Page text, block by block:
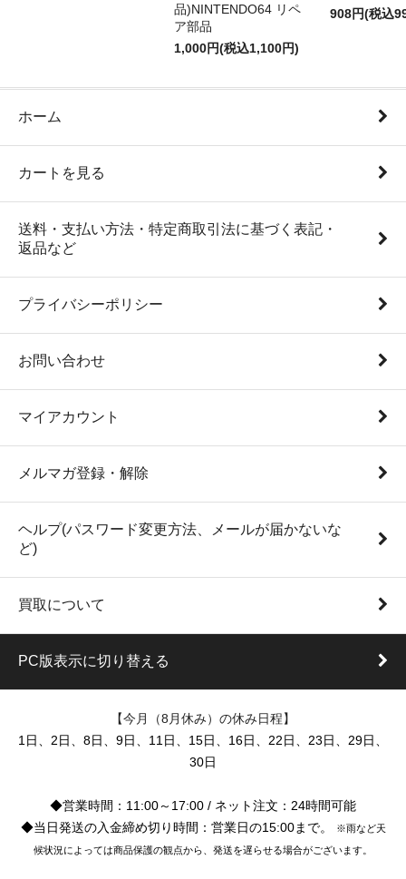
品)NINTENDO64 リペ
ア部品
1,000円(税込1,100円)
908円(税込
ホーム
カートを見る
送料・支払い方法・特定商取引法に基づく表記・
返品など
プライバシーポリシー
お問い合わせ
マイアカウント
メルマガ登録・解除
ヘルプ(パスワード変更方法、メールが届かないな
ど)
買取について
PC版表示に切り替える
【今月（8月休み）の休み日程】
1日、2日、8日、9日、11日、15日、16日、22日、23日、29日、
30日
◆営業時間：11:00～17:00 / ネット注文：24時間可能
◆当日発送の入金締め切り時間：営業日の15:00まで。
※雨など天
候状況によっては商品保護の観点から、発送を遅らせる場合がございます。